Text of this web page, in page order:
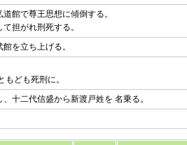
館で尊王思想に傾倒する。
担がれ刑死する。
を立ち上げる。
ども死刑に。
十二代信盛から新渡戸姓を 名乗る。